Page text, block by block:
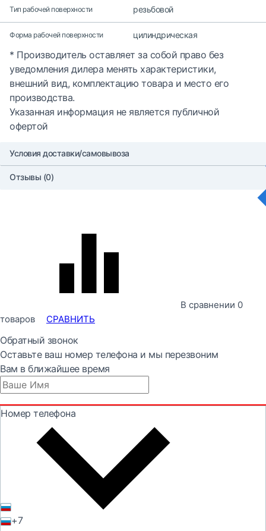
Тип рабочей поверхности резьбовой
Форма рабочей поверхности цилиндрическая
* Производитель оставляет за собой право без
уведомления дилера менять характеристики,
внешний вид, комплектацию товара и место его
производства.
Указанная информация не является публичной
офертой
Условия доставки/самовывоза
Отзывы (0)
В сравнении 0
товаров
СРАВНИТЬ
Обратный звонок
Оставьте ваш номер телефона и мы перезвоним
Вам в ближайшее время
Номер телефона
+7